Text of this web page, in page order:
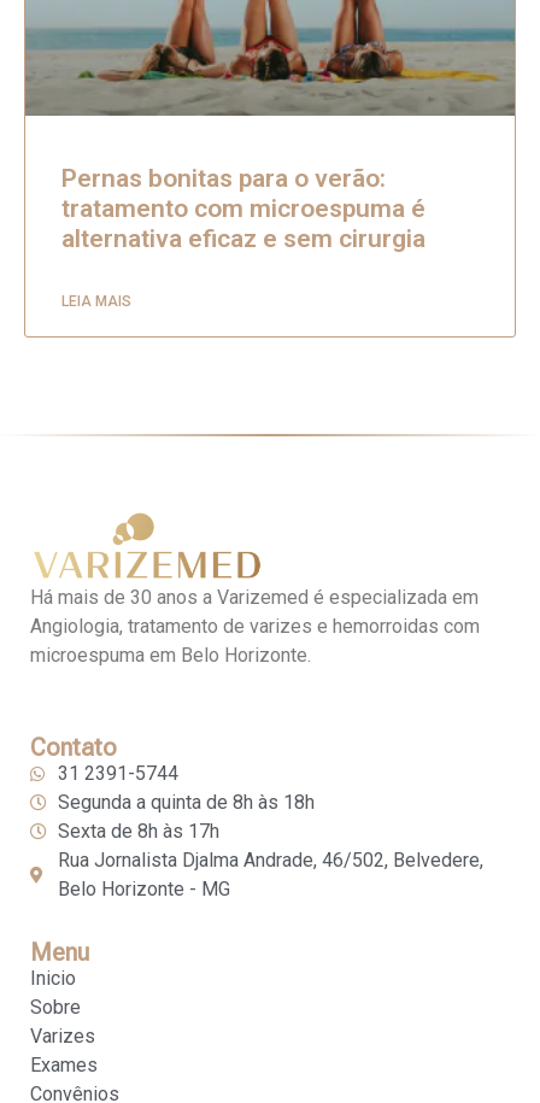
Pernas bonitas para o verão:
tratamento com microespuma é
alternativa eficaz e sem cirurgia
LEIA MAIS
Há mais de 30 anos a Varizemed é especializada em
Angiologia, tratamento de varizes e hemorroidas com
microespuma em Belo Horizonte.
Contato
31 2391-5744
Segunda a quinta de 8h às 18h
Sexta de 8h às 17h
Rua Jornalista Djalma Andrade, 46/502, Belvedere,
Belo Horizonte - MG
Menu
Inicio
Sobre
Varizes
Exames
Convênios